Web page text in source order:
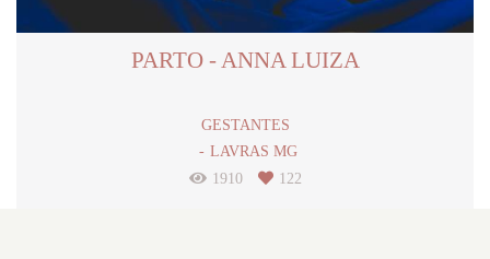
PARTO - ANNA LUIZA
GESTANTES
LAVRAS MG
1910
122